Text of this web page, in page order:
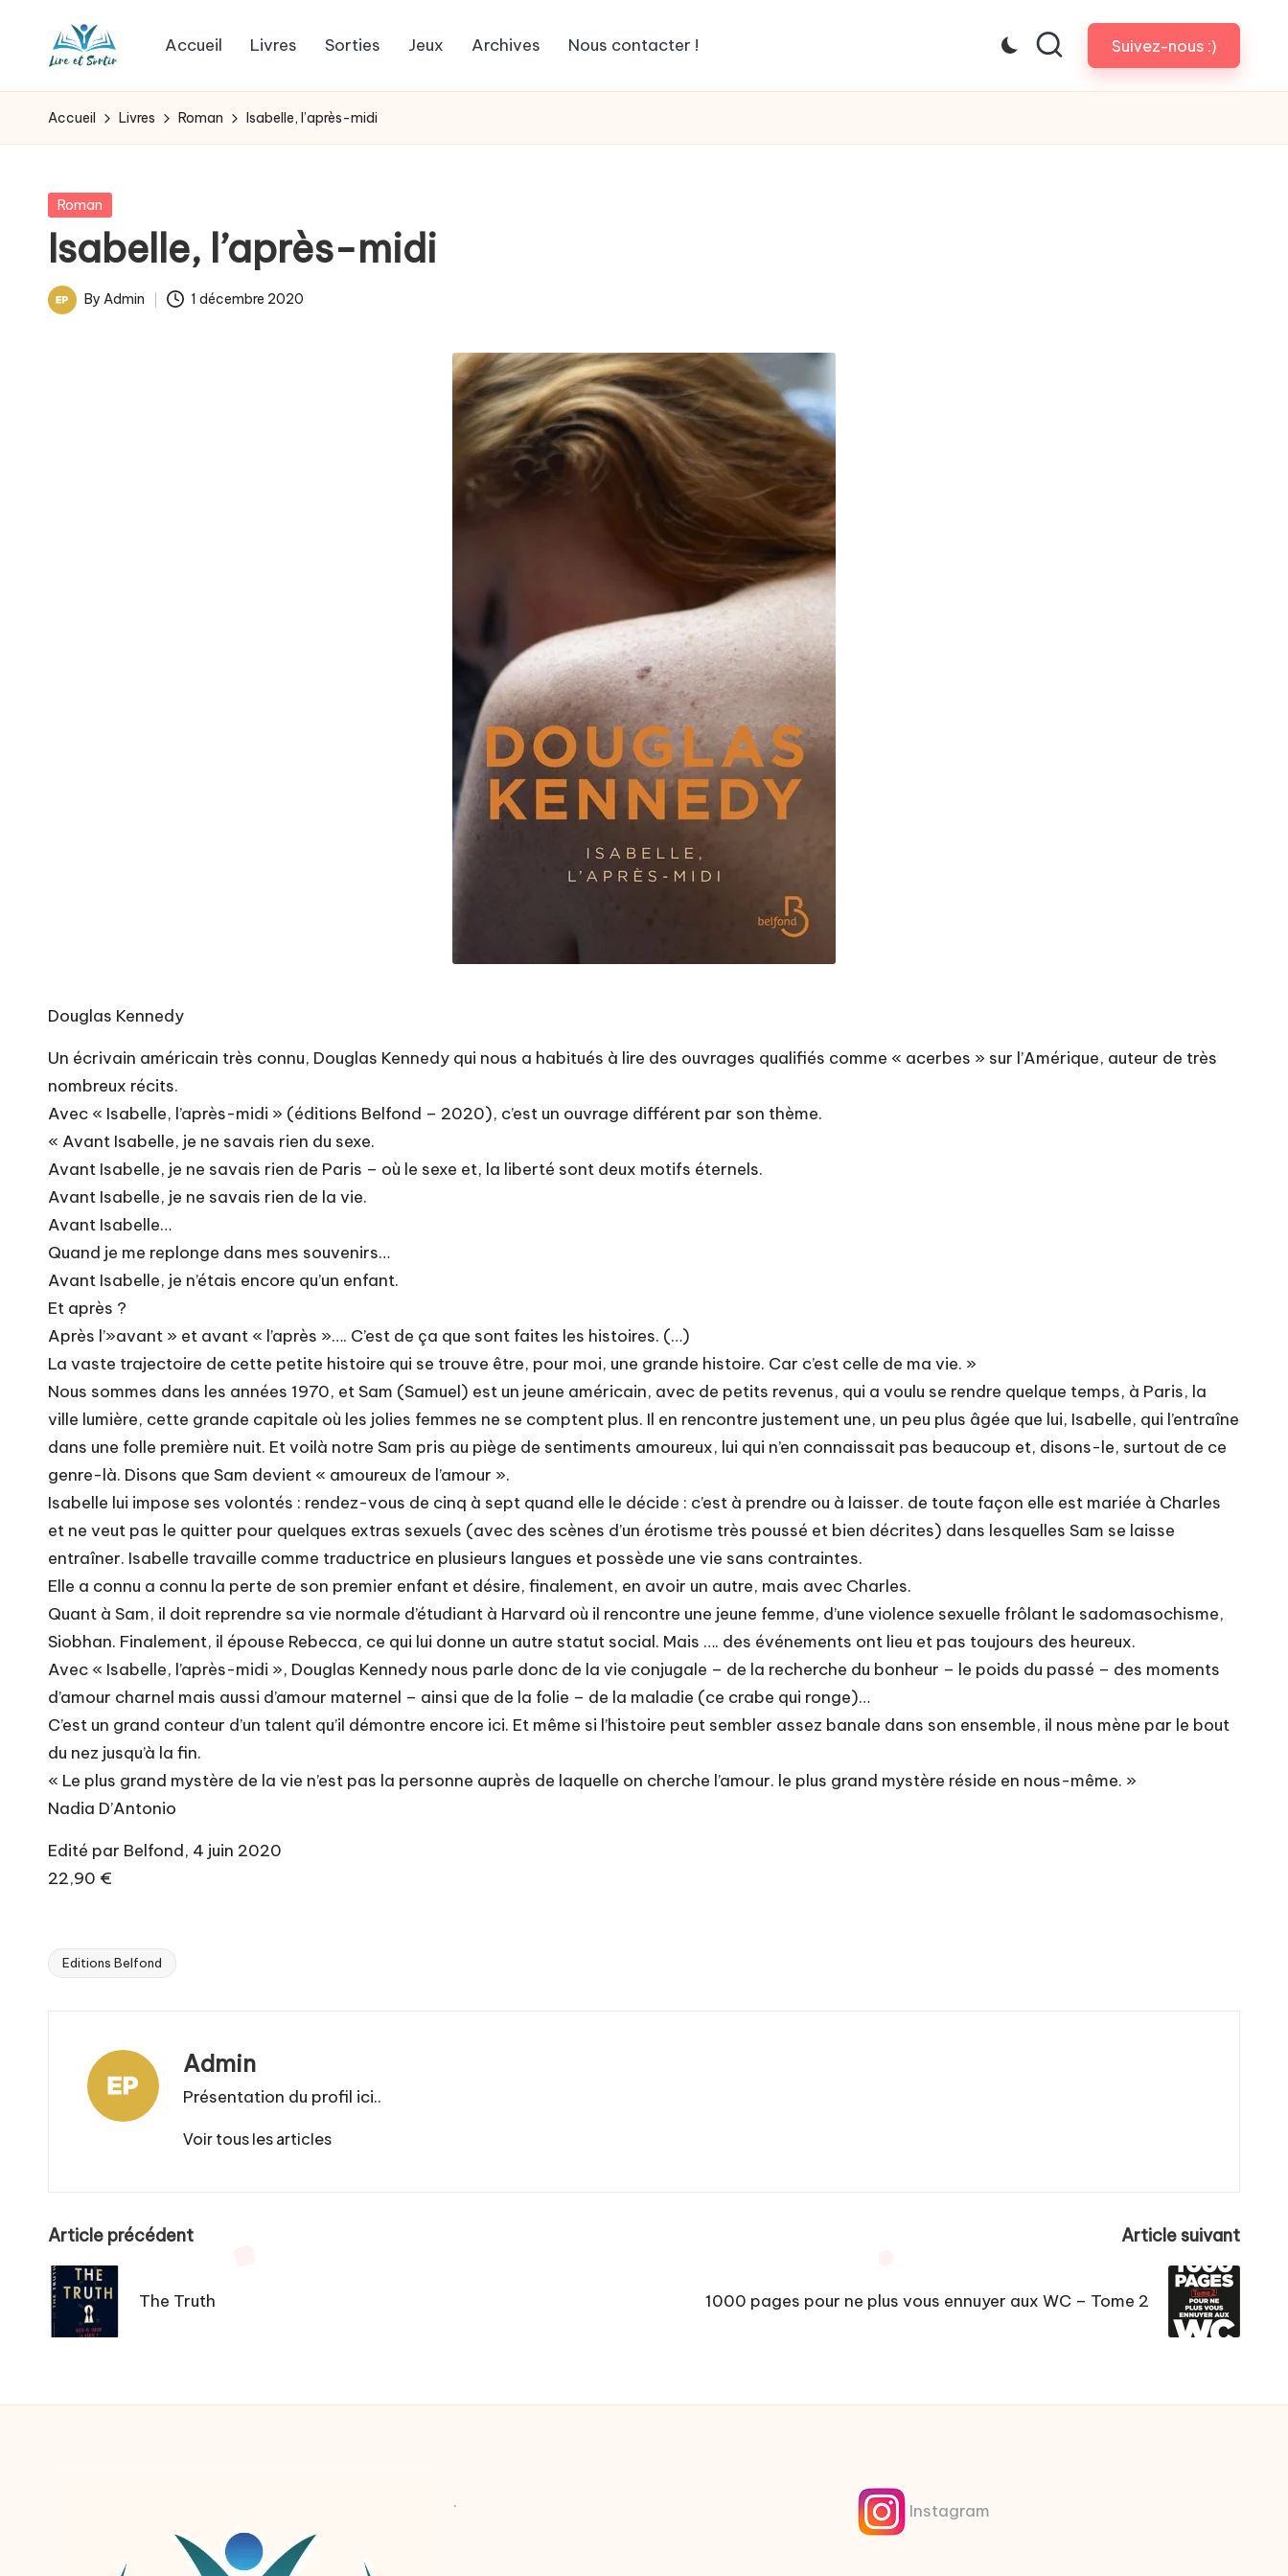
L
i
e
e
t
livres
pour
les
goûts,
des
pour
Accueil Livres Sorties Jeux Archives Nous contacter ! Suivez-nous :)
Accueil Livres Roman Isabelle, l’après-midi
Posted
Roman
Isabelle, l’après-midi
Posted
By Admin 1 décembre 2020
Douglas Kennedy
Un écrivain américain très connu, Douglas Kennedy qui nous a habitués à lire des ouvrages qualifiés comme « acerbes » sur l’Amérique, auteur de très
nombreux récits.
Avec « Isabelle, l’après-midi » (éditions Belfond – 2020), c’est un ouvrage différent par son thème.
« Avant Isabelle, je ne savais rien du sexe.
Avant Isabelle, je ne savais rien de Paris – où le sexe et, la liberté sont deux motifs éternels.
Avant Isabelle, je ne savais rien de la vie.
Avant Isabelle…
Quand je me replonge dans mes souvenirs…
Avant Isabelle, je n’étais encore qu’un enfant.
Et après ?
Après l’»avant » et avant « l’après »…. C’est de ça que sont faites les histoires. (…)
La vaste trajectoire de cette petite histoire qui se trouve être, pour moi, une grande histoire. Car c’est celle de ma vie. »
Nous sommes dans les années 1970, et Sam (Samuel) est un jeune américain, avec de petits revenus, qui a voulu se rendre quelque temps, à Paris, la
ville lumière, cette grande capitale où les jolies femmes ne se comptent plus. Il en rencontre justement une, un peu plus âgée que lui, Isabelle, qui l’entraîne
dans une folle première nuit. Et voilà notre Sam pris au piège de sentiments amoureux, lui qui n’en connaissait pas beaucoup et, disons-le, surtout de ce
genre-là. Disons que Sam devient « amoureux de l’amour ».
Isabelle lui impose ses volontés : rendez-vous de cinq à sept quand elle le décide : c’est à prendre ou à laisser. de toute façon elle est mariée à Charles
et ne veut pas le quitter pour quelques extras sexuels (avec des scènes d’un érotisme très poussé et bien décrites) dans lesquelles Sam se laisse
entraîner. Isabelle travaille comme traductrice en plusieurs langues et possède une vie sans contraintes.
Elle a connu a connu la perte de son premier enfant et désire, finalement, en avoir un autre, mais avec Charles.
Quant à Sam, il doit reprendre sa vie normale d’étudiant à Harvard où il rencontre une jeune femme, d’une violence sexuelle frôlant le sadomasochisme,
Siobhan. Finalement, il épouse Rebecca, ce qui lui donne un autre statut social. Mais …. des événements ont lieu et pas toujours des heureux.
Avec « Isabelle, l’après-midi », Douglas Kennedy nous parle donc de la vie conjugale – de la recherche du bonheur – le poids du passé – des moments
d’amour charnel mais aussi d’amour maternel – ainsi que de la folie – de la maladie (ce crabe qui ronge)…
C’est un grand conteur d’un talent qu’il démontre encore ici. Et même si l’histoire peut sembler assez banale dans son ensemble, il nous mène par le bout
du nez jusqu’à la fin.
« Le plus grand mystère de la vie n’est pas la personne auprès de laquelle on cherche l’amour. le plus grand mystère réside en nous-même. »
Nadia D’Antonio
Edité par Belfond, 4 juin 2020
22,90 €
Tags:
Editions Belfond
Admin
Présentation du profil ici..
Voir tous les articles
Post
navigation
Article précédent
The Truth
Article suivant
1000 pages pour ne plus vous ennuyer aux WC – Tome 2
. Instagram